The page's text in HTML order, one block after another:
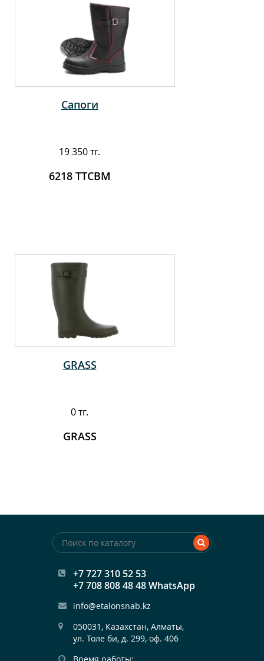
Сапоги
19 350 тг.
6218 ТТСВМ
GRASS
0 тг.
GRASS
+7 727 310 52 53
+7 708 808 48 48 WhatsApp
info@etalonsnab.kz
050031, Казахстан, Алматы,
ул. Толе би, д. 299, оф. 406